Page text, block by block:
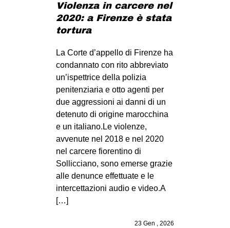
Violenza in carcere nel
2020: a Firenze è stata
tortura
La Corte d’appello di Firenze ha
condannato con rito abbreviato
un’ispettrice della polizia
penitenziaria e otto agenti per
due aggressioni ai danni di un
detenuto di origine marocchina
e un italiano.Le violenze,
avvenute nel 2018 e nel 2020
nel carcere fiorentino di
Sollicciano, sono emerse grazie
alle denunce effettuate e le
intercettazioni audio e video.A
[…]
23 Gen , 2026